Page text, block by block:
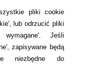
pliki cookie
lub odrzucić pliki
Jeśli
zapisywane będą
niezbędne do